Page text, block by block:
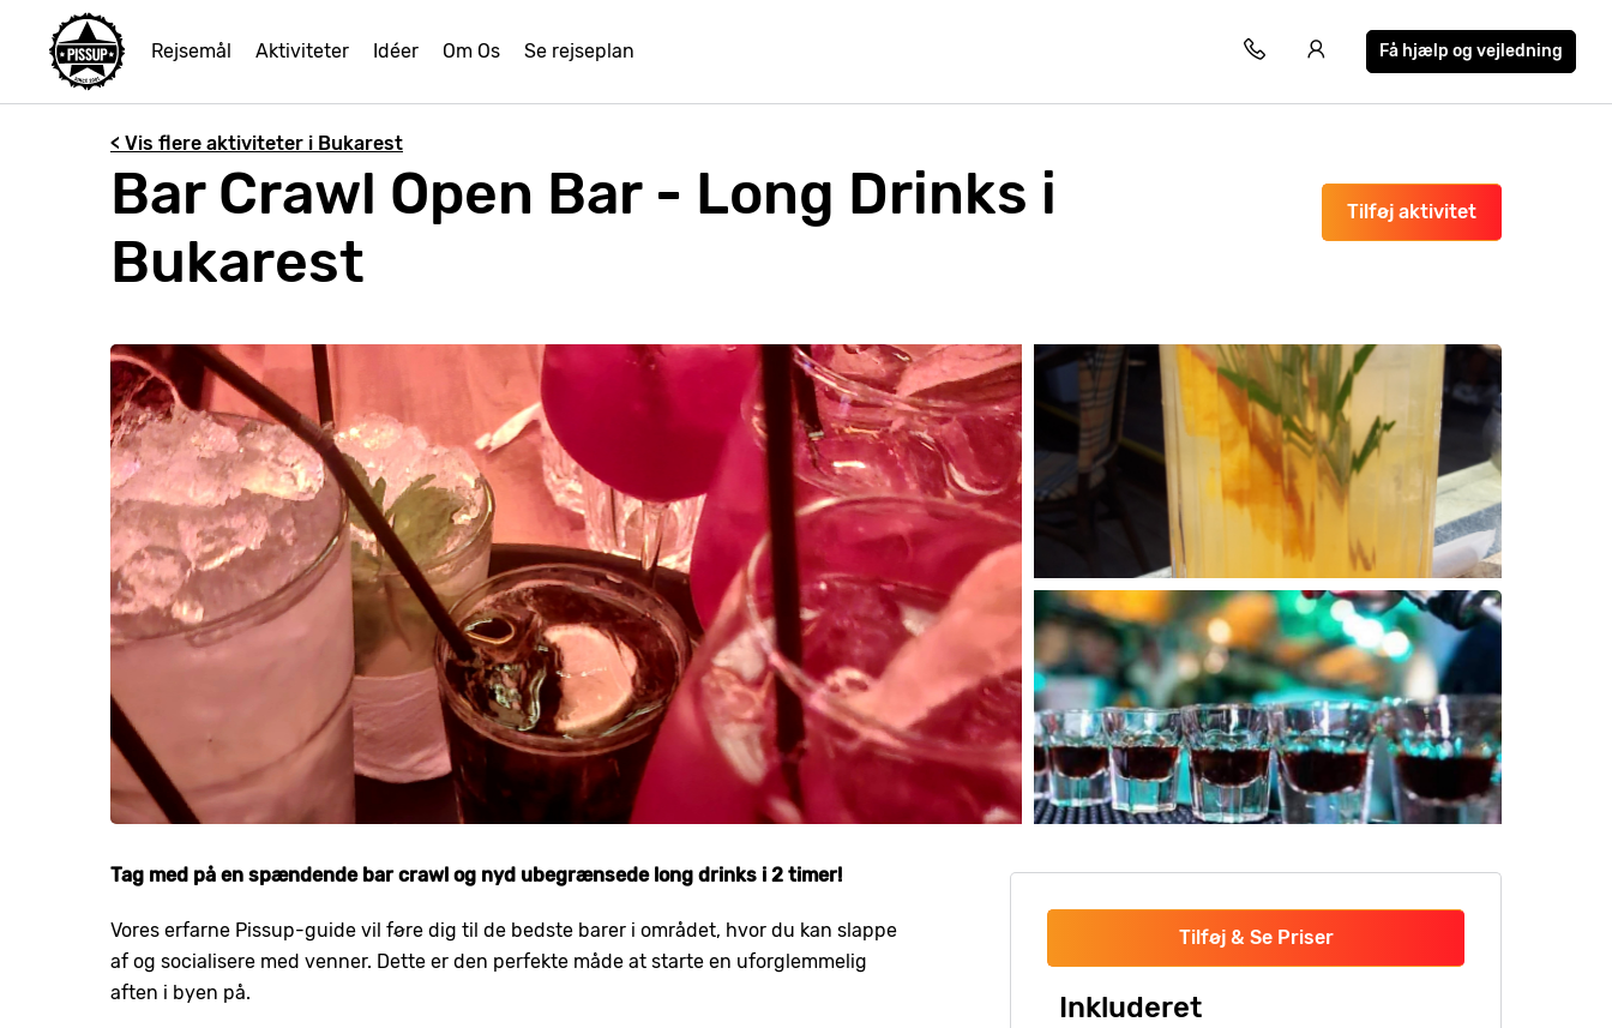
Rejsemål Aktiviteter Idéer Om Os Se rejseplan Få hjælp og vejledning
< Vis flere aktiviteter i Bukarest
Tilføj aktivitet
Bar Crawl Open Bar - Long Drinks i
Bukarest
Tilføj & Se Priser
Inkluderet
Tag med på en spændende bar crawl og nyd ubegrænsede long drinks i 2 timer!
Vores erfarne Pissup-guide vil føre dig til de bedste barer i området, hvor du kan slappe
af og socialisere med venner. Dette er den perfekte måde at starte en uforglemmelig
aften i byen på.